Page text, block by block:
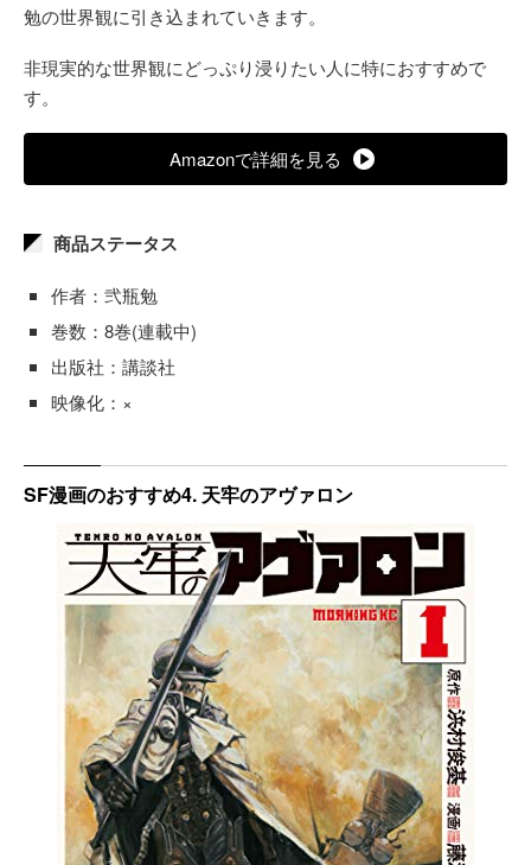
勉の世界観に引き込まれていきます。
非現実的な世界観にどっぷり浸りたい人に特におすすめで
す。
Amazonで詳細を見る
商品ステータス
作者：弐瓶勉
巻数：8巻(連載中)
出版社：講談社
映像化：×
SF漫画のおすすめ4. 天牢のアヴァロン